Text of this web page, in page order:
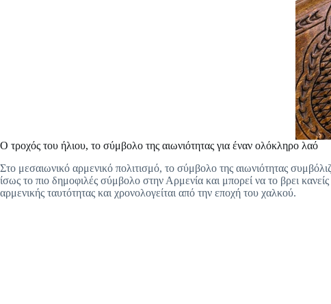
Ο τροχός του ήλιου, το σύμβολο της αιωνιότητας για έναν ολόκληρο λαό
Στο μεσαιωνικό αρμενικό πολιτισμό, το σύμβολο της αιωνιότητας
ίσως το πιο δημοφιλές σύμβολο στην Αρμενία και μπορεί να το βρει
αρμενικής ταυτότητας και χρονολογείται από την εποχή του χαλκού.